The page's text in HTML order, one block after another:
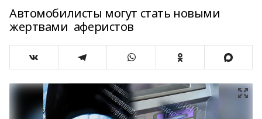
Автомобилисты могут стать новыми
жертвами аферистов